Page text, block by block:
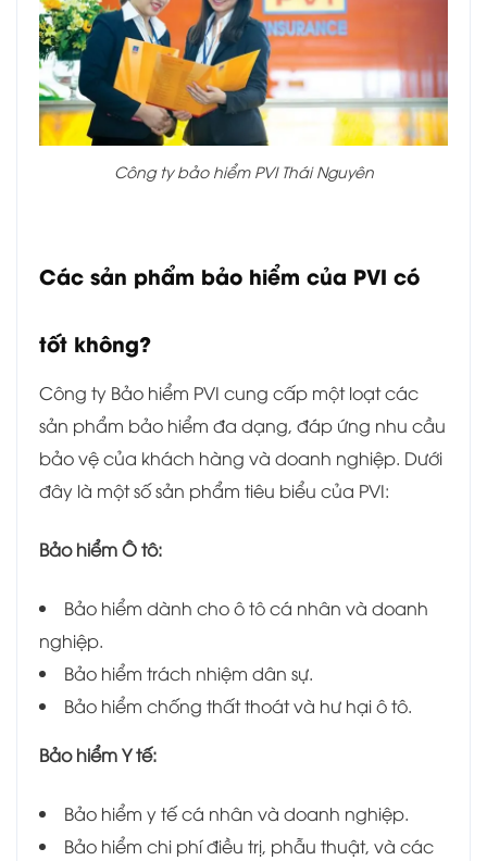
Công ty bảo hiểm PVI Thái Nguyên
Các sản phẩm bảo hiểm của PVI có
tốt không?
Công ty Bảo hiểm PVI cung cấp một loạt các
sản phẩm bảo hiểm đa dạng, đáp ứng nhu cầu
bảo vệ của khách hàng và doanh nghiệp. Dưới
đây là một số sản phẩm tiêu biểu của PVI:
Bảo hiểm Ô tô:
Bảo hiểm dành cho ô tô cá nhân và doanh
nghiệp.
Bảo hiểm trách nhiệm dân sự.
Bảo hiểm chống thất thoát và hư hại ô tô.
Bảo hiểm Y tế:
Bảo hiểm y tế cá nhân và doanh nghiệp.
Bảo hiểm chi phí điều trị, phẫu thuật, và các